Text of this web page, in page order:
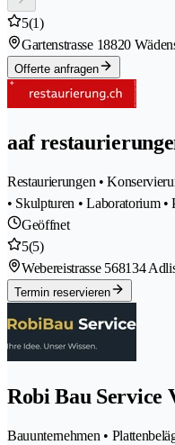
5(1)
Gartenstrasse 18820
Offerte anfragen
aaf
Restaurierungen •
• Skulpturen • Laboratorium •
Geöffnet
5(5)
Webereistrasse 568134
Termin reservieren
Robi Bau Service
Bauunternehmen •